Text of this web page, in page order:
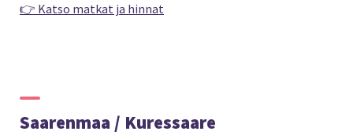
👉 Katso matkat ja hinnat
Saarenmaa / Kuressaare